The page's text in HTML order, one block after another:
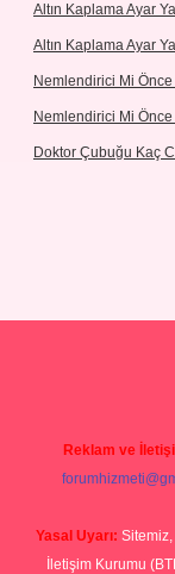
Altın Kaplama Ayar
Altın Kaplama Ayar
Nemlendirici Mi Önce
Nemlendirici Mi Önce
Doktor Çubuğu Kaç
Reklam ve
Yasal Uyarı:
İletişim Kurumu